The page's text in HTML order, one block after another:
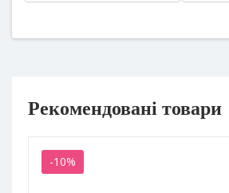
Рекомендовані товари
-10%